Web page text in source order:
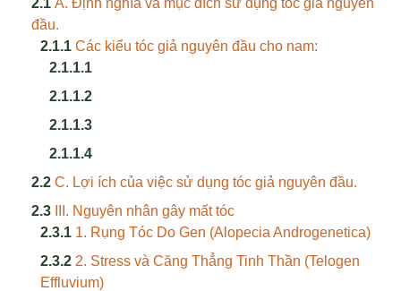
A. Định nghĩa và mục đích sử dụng tóc giả nguyên
đầu.
Các kiểu tóc giả nguyên đầu cho nam:
C. Lợi ích của việc sử dụng tóc giả nguyên đầu.
III. Nguyên nhân gây mất tóc
1. Rụng Tóc Do Gen (Alopecia Androgenetica)
2. Stress và Căng Thẳng Tinh Thần (Telogen
Effluvium)